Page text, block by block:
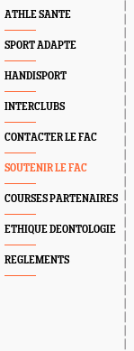
ATHLE SANTE
SPORT ADAPTE
HANDISPORT
INTERCLUBS
CONTACTER LE FAC
SOUTENIR LE FAC
COURSES PARTENAIRES
ETHIQUE DEONTOLOGIE
REGLEMENTS